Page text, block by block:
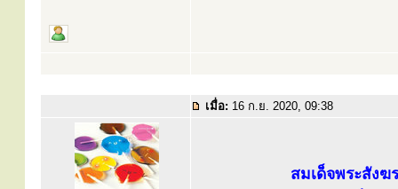
เมื่อ: 16 ก.ย. 2020, 09:38
สมเด็จพระสัง